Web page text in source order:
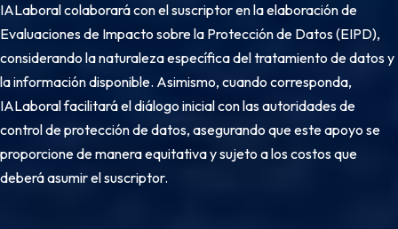
IALaboral colaborará con el suscriptor en la elaboración de
Evaluaciones de Impacto sobre la Protección de Datos (EIPD),
considerando la naturaleza específica del tratamiento de datos y
la información disponible. Asimismo, cuando corresponda,
IALaboral facilitará el diálogo inicial con las autoridades de
control de protección de datos, asegurando que este apoyo se
proporcione de manera equitativa y sujeto a los costos que
deberá asumir el suscriptor.